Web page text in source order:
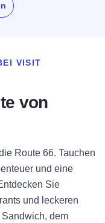
VISIT
von
Route 66. Tauchen
und eine
Sie
und leckeren
dem